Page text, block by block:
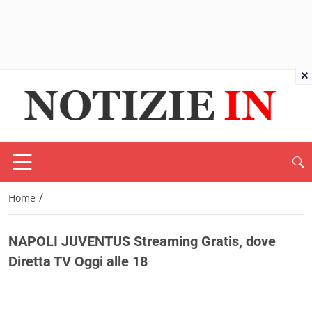
Home /
NAPOLI JUVENTUS Streaming Gratis, dove
Diretta TV Oggi alle 18
×